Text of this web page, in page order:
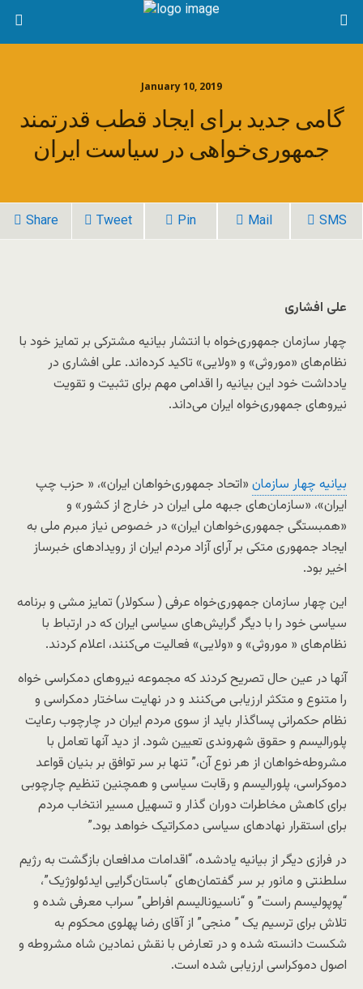
January 10, 2019
گامی جدید برای ایجاد قطب قدرتمند
جمهوری‌خواهی در سیاست ایران
Share Tweet Pin Mail SMS
علی افشاری
چهار سازمان جمهوری‌خواه با انتشار بیانیه‌ مشترکی بر تمایز خود با
نظام‌های «موروثی» و «ولایی» تاکید کرده‌اند. علی افشاری در
یادداشت خود این بیانیه را اقدامی مهم برای تثبیت و تقویت
نیروهای جمهوری‌خواه ایران می‌داند.
بیانیه چهار سازمان «اتحاد جمهوری‌خواهان ایران»، « حزب چپ
ایران»، «سازمان‌های جبهه ملی ایران در خارج از کشور» و
«همبستگی جمهوری‌خواهان ایران» در خصوص نیاز مبرم ملی به
ایجاد جمهوری متکی بر آرای آزاد مردم ایران از رویدادهای خبرساز
اخیر بود.
این چهار سازمان جمهوری‌خواه عرفی ( سکولار) تمایز مشی و برنامه
سیاسی خود را با دیگر گرایش‌های سیاسی ایران که در ارتباط با
نظام‌های « موروثی» و «ولایی» فعالیت می‌کنند، اعلام کردند.
آنها در عین حال تصریح کردند که مجموعه نیروهای دمکراسی خواه
را متنوع و متکثر ارزیابی می‌کنند و در نهایت ساختار دمکراسی و
نظام حکمرانی پساگذار باید از سوی مردم ایران در چارچوب رعایت
پلورالیسم و حقوق شهروندی تعیین شود. از دید آنها تعامل با
مشروطه‌خواهان از هر نوع آن،” تنها بر سر توافق بر بنیان قواعد
دموکراسی، پلورالیسم و رقابت سیاسی و همچنین تنظیم چارچوبی
برای کاهش مخاطرات دوران گذار و تسهیل مسیر انتخاب مردم
برای استقرار نهادهای سیاسی دمکراتیک خواهد بود.”
در فرازی دیگر از بیانیه یادشده، “اقدامات مدافعان بازگشت به رژیم
سلطنتی و مانور بر سر گفتمان‌های “باستان‌گرایی ایدئولوژیک”،
“پوپولیسم راست” و “ناسیونالیسم افراطی” سراب معرفی شده و
تلاش برای ترسیم یک ” منجی” از آقای رضا پهلوی محکوم به
شکست دانسته شده و در تعارض با نقش نمادین شاه مشروطه و
اصول دموکراسی ارزیابی شده است.